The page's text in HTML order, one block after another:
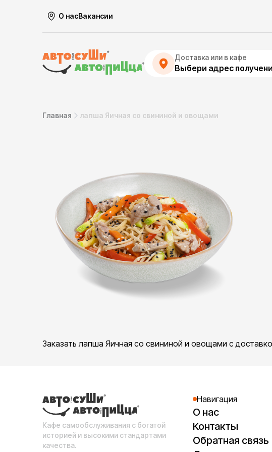
О насВакансии
Доставка или в кафе
Выбери адрес
Главная лапша Яичная со свининой и овощами
Заказать лапша Яичная со свининой и овощами с
Кафе самообслуживания с богатой
историей и высокими стандартами
качества.
Навигация
О нас
Контакты
Обратная связь